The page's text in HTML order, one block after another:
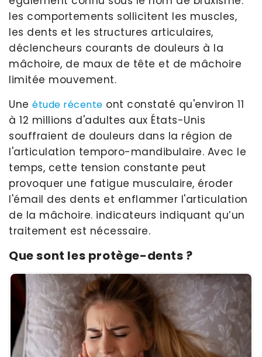
les comportements sollicitent les muscles,
les dents et les structures articulaires,
déclencheurs courants de douleurs à la
mâchoire, de maux de tête et de mâchoire
limitée mouvement.
Une étude récente ont constaté qu'environ 11
à 12 millions d'adultes aux États-Unis
souffraient de douleurs dans la région de
l'articulation temporo-mandibulaire. Avec le
temps, cette tension constante peut
provoquer une fatigue musculaire, éroder
l'émail des dents et enflammer l'articulation
de la mâchoire. indicateurs indiquant qu’un
traitement est nécessaire.
Que sont les protège-dents ?